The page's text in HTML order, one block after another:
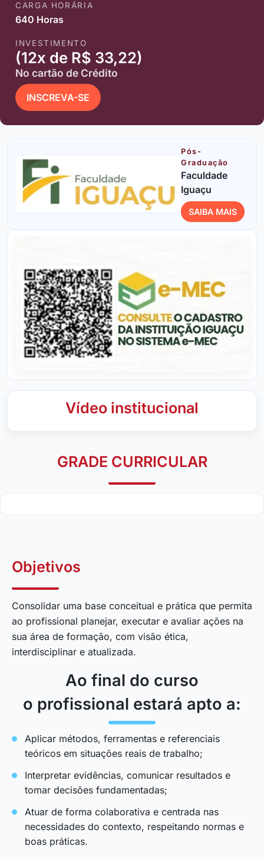
CARGA HORÁRIA
640 Horas
INVESTIMENTO
(12x de R$ 33,22)
No cartão de Crédito
INSCREVA-SE
Pós-
Graduação
Faculdade
Iguaçu
SAIBA MAIS
Vídeo institucional
GRADE CURRICULAR
Objetivos
Consolidar uma base conceitual e prática que permita
ao profissional planejar, executar e avaliar ações na
sua área de formação, com visão ética,
interdisciplinar e atualizada.
Ao final do curso
o profissional estará apto a:
Aplicar métodos, ferramentas e referenciais
teóricos em situações reais de trabalho;
Interpretar evidências, comunicar resultados e
tomar decisões fundamentadas;
Atuar de forma colaborativa e centrada nas
necessidades do contexto, respeitando normas e
boas práticas.